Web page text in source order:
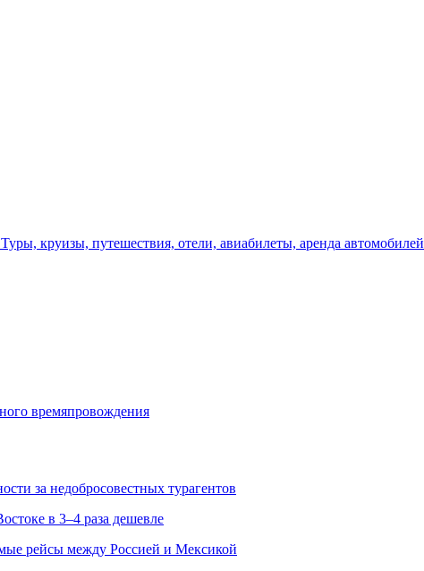
круизы, путешествия, отели, авиабилеты, аренда автомобилей
времяпровождения
за недобросовестных турагентов
в 3–4 раза дешевле
рейсы между Россией и Мексикой